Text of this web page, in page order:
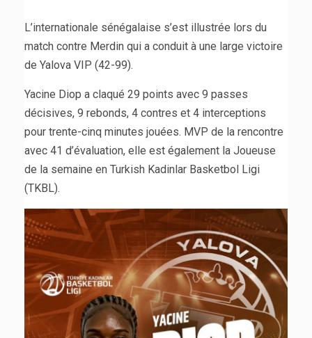
L’internationale sénégalaise s’est illustrée lors du
match contre Merdin qui a conduit à une large victoire
de Yalova VIP (42-99).
Yacine Diop a claqué 29 points avec 9 passes
décisives, 9 rebonds, 4 contres et 4 interceptions
pour trente-cinq minutes jouées. MVP de la rencontre
avec 41 d’évaluation, elle est également la Joueuse
de la semaine en Turkish Kadinlar Basketbol Ligi
(TKBL).